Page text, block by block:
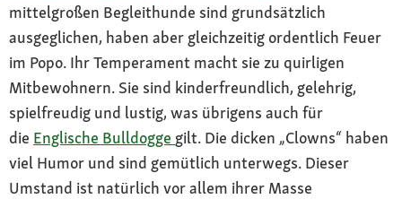
mittelgroßen Begleithunde sind grundsätzlich
ausgeglichen, haben aber gleichzeitig ordentlich Feuer
im Popo. Ihr Temperament macht sie zu quirligen
Mitbewohnern. Sie sind kinderfreundlich, gelehrig,
spielfreudig und lustig, was übrigens auch für
die Englische Bulldogge gilt. Die dicken „Clowns“ haben
viel Humor und sind gemütlich unterwegs. Dieser
Umstand ist natürlich vor allem ihrer Masse